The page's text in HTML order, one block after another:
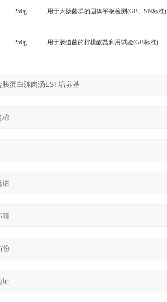
250g 用于大肠菌群的固体平板检测(GB、SN标准)
250g 用于肠道菌的柠檬酸盐利用试验(GB标准)